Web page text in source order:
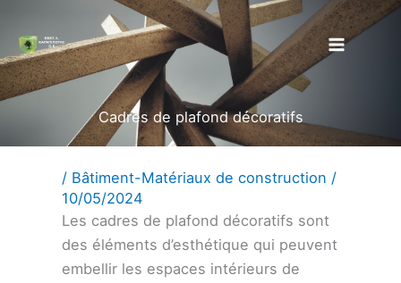
contenu
Cadres de plafond décoratifs
/ Bâtiment-Matériaux de construction /
10/05/2024
Les cadres de plafond décoratifs sont
des éléments d’esthétique qui peuvent
embellir les espaces intérieurs de